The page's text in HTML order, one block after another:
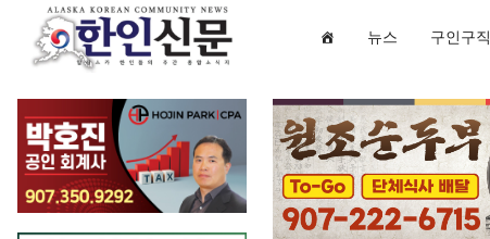
뉴스 구인구직